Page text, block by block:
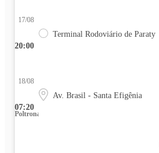
20:00
17/08
Terminal Rodoviário de Paraty
07:20
18/08
Av. Brasil - Santa Efigênia
Poltrona